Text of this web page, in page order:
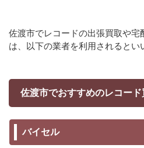
佐渡市でレコードの出張買取や宅
は、以下の業者を利用されるとい
佐渡市でおすすめのレコード
バイセル